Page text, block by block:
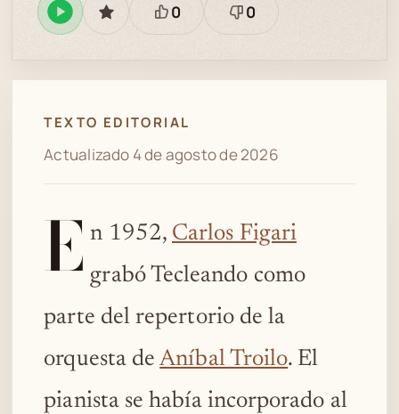
ReproducirGUARDAR
Está
0
Necesita
0
TEXTO EDITORIAL
Actualizado 4 de agosto de 2026
E n 1952, Carlos Figari
grabó Tecleando como
parte del repertorio de la
orquesta deAníbal Troilo. El
pianista se había incorporado al